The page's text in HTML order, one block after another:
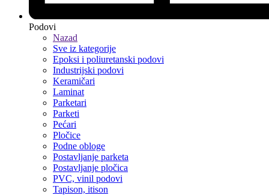
Podovi
Nazad
Sve iz kategorije
Epoksi i poliuretanski podovi
Industrijski podovi
Keramičari
Laminat
Parketari
Parketi
Pećari
Pločice
Podne obloge
Postavljanje parketa
Postavljanje pločica
PVC, vinil podovi
Tapison, itison